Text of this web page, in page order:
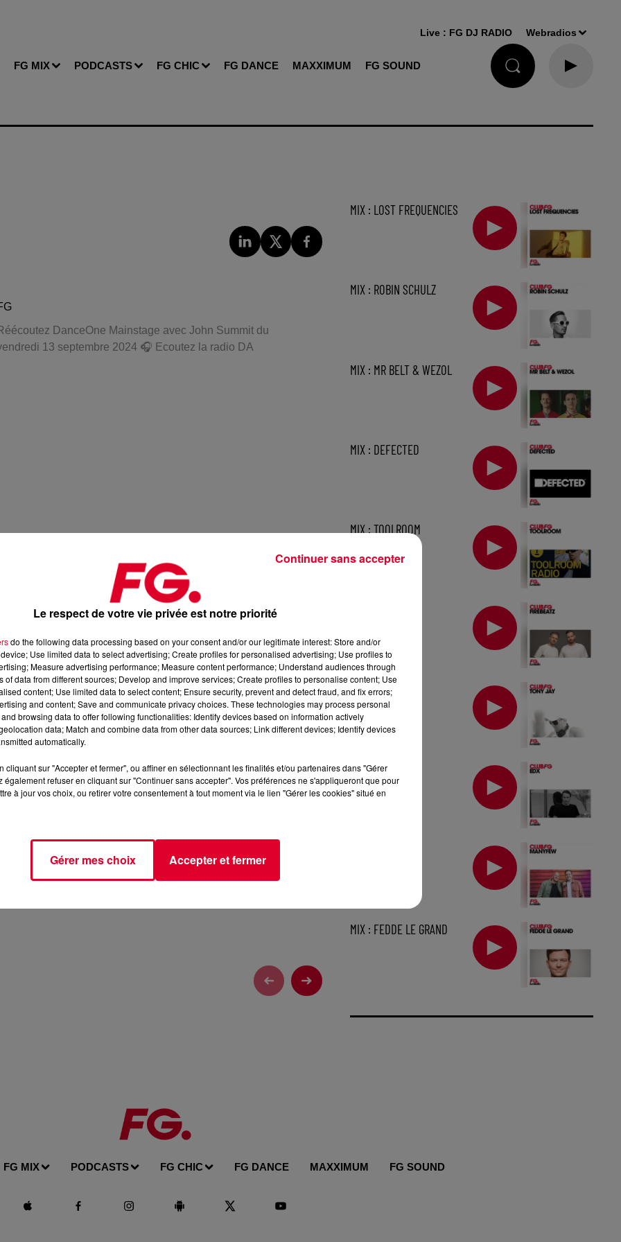
FG MIX PODCASTS FG CHIC FG DANCE MAXXIMUM FG SOUND
Live : FG DJ RADIO Webradios
DanceOne Mainstage avec John Summit du
13 septembre 2024 🎧 Ecoutez la radio DA
13 septembre 2024
et sur l’Application FG (IOS https://urlz.fr/hhZxGoogle Play
rave et tech-house
pour plus d'informations.
MIX : LOST FREQUENCIES
MIX : ROBIN SCHULZ
MIX : MR BELT & WEZOL
MIX : DEFECTED
MIX : TOOLROOM
MIX : TONY JAY
MIX : EDX
MIX : FEDDE LE GRAND
FG MIX PODCASTS FG CHIC FG DANCE MAXXIMUM FG SOUND
Le respect de votre vie privée est notre priorité
do the following data processing based on your consent and/or our legitimate interest: Store and/or
Use limited data to select advertising; Create profiles for personalised advertising; Use profiles to
Measure advertising performance; Measure content performance; Understand audiences through
of data from different sources; Develop and improve services; Create profiles to personalise content; Use
content; Use limited data to select content; Ensure security, prevent and detect fraud, and fix errors;
and content; Save and communicate privacy choices. These technologies may process personal
browsing data to offer following functionalities: Identify devices based on information actively
data; Match and combine data from other data sources; Link different devices; Identify devices
automatically.
cliquant sur "Accepter et fermer", ou affiner en sélectionnant les finalités et/ou partenaires dans "Gérer
également refuser en cliquant sur "Continuer sans accepter". Vos préférences ne s'appliqueront que pour
à jour vos choix, ou retirer votre consentement à tout moment via le lien "Gérer les cookies" situé en
Gérer mes choix Accepter et fermer
Continuer sans accepter